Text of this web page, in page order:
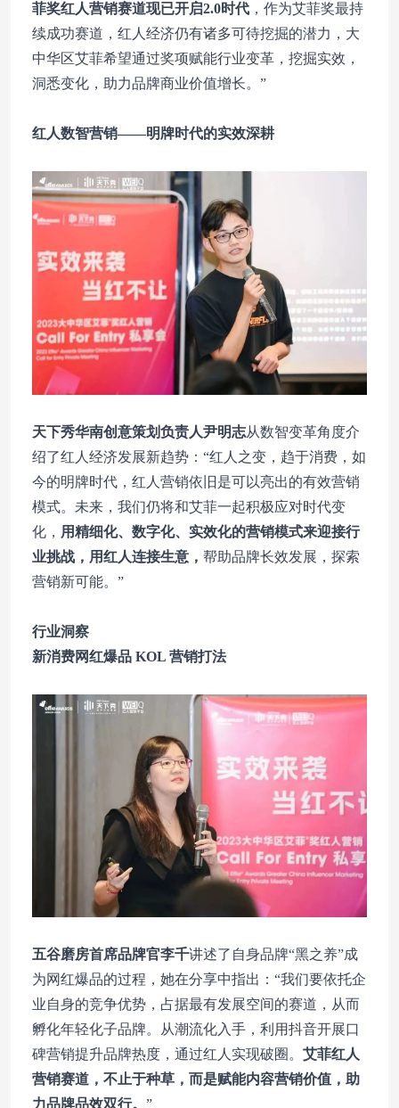
菲奖红人营销赛道现已开启2.0时代 ，作为艾菲奖最持
续成功赛道，红人经济仍有诸多可待挖掘的潜力，大
中华区艾菲希望通过奖项赋能行业变革，挖掘实效，
洞悉变化，助力品牌商业价值增长。”
红人数智营销——明牌时代的实效深耕
天下秀华南创意策划负责人尹明志从数智变革角度介
绍了红人经济发展新趋势：“红人之变，趋于消费，如
今的明牌时代，红人营销依旧是可以亮出的有效营销
模式。未来，我们仍将和艾菲一起积极应对时代变
化， 用精细化、数字化、实效化的营销模式来迎接行
业挑战，用红人连接生意 ， 帮助品牌长效发展，探索
营销新可能。”
行业洞察
新消费网红爆品 KOL 营销打法
五谷磨房首席品牌官李千讲述了自身品牌“黑之养”成
为网红爆品的过程，她在分享中指出：“我们要依托企
业自身的竞争优势，占据最有发展空间的赛道，从而
孵化年轻化子品牌。从潮流化入手，利用抖音开展口
碑营销提升品牌热度，通过红人实现破圈。 艾菲红人
营销赛道，不止于种草，而是赋能内容营销价值，助
力品牌品效双行。 ”